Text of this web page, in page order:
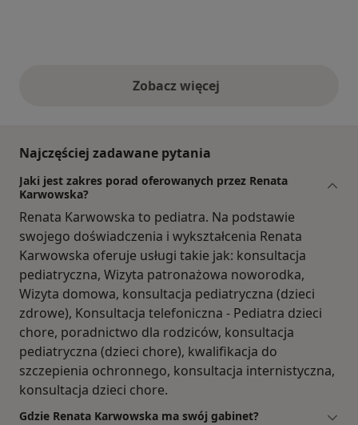
Zobacz więcejopinie powyżej
Najczęściej zadawane pytania
Jaki jest zakres porad oferowanych przez Renata
Karwowska?
Renata Karwowska to pediatra. Na podstawie
swojego doświadczenia i wykształcenia Renata
Karwowska oferuje usługi takie jak: konsultacja
pediatryczna, Wizyta patronażowa noworodka,
Wizyta domowa, konsultacja pediatryczna (dzieci
zdrowe), Konsultacja telefoniczna - Pediatra dzieci
chore, poradnictwo dla rodziców, konsultacja
pediatryczna (dzieci chore), kwalifikacja do
szczepienia ochronnego, konsultacja internistyczna,
konsultacja dzieci chore.
Gdzie Renata Karwowska ma swój gabinet?